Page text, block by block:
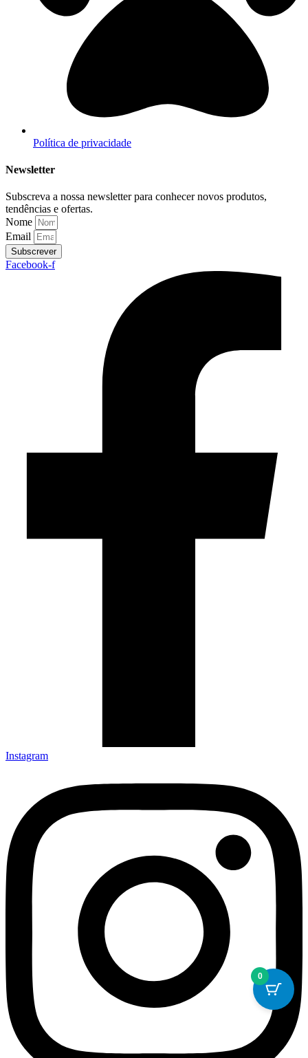
Política de privacidade
Newsletter
Subscreva a nossa newsletter para conhecer novos produtos,
tendências e ofertas.
Nome
Email
Subscrever
Facebook-f
Instagram
0